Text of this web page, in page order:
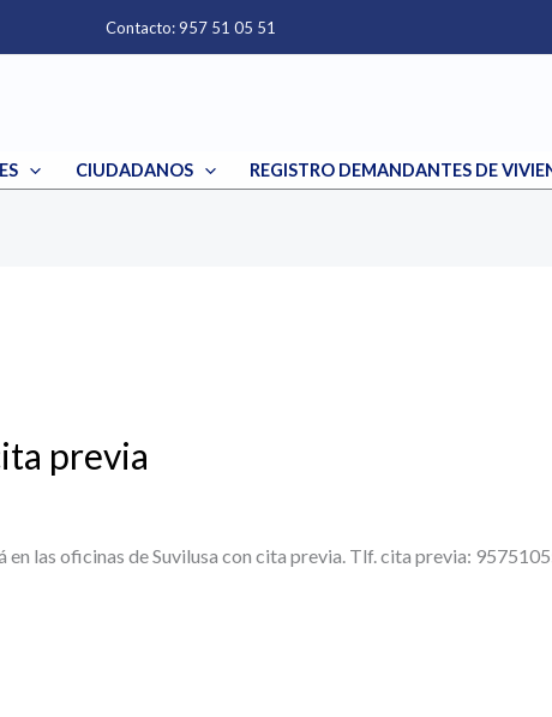
Contacto: 957 51 05 51
CIUDADANOS REGISTRO DEMANDANTES DE
previa
las oficinas de Suvilusa con cita previa. Tlf. cita previa: